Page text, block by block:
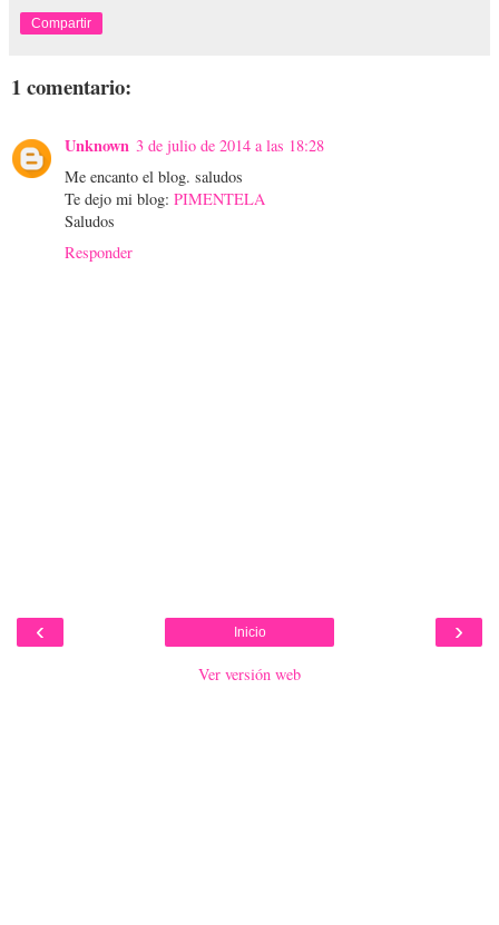
Compartir
1 comentario:
Unknown 3 de julio de 2014 a las 18:28
Me encanto el blog. saludos
Te dejo mi blog: PIMENTELA
Saludos
Responder
‹ ›
Inicio
Ver versión web